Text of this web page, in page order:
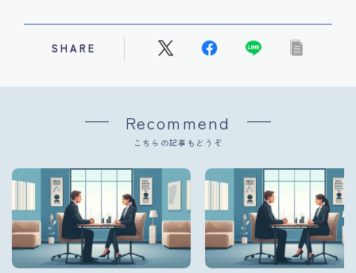
SHARE
Recommend
こちらの記事もどうぞ